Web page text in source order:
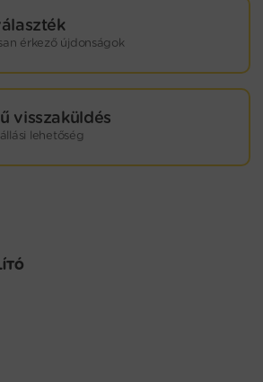
érkező újdonságok
visszaküldés
lehetőség